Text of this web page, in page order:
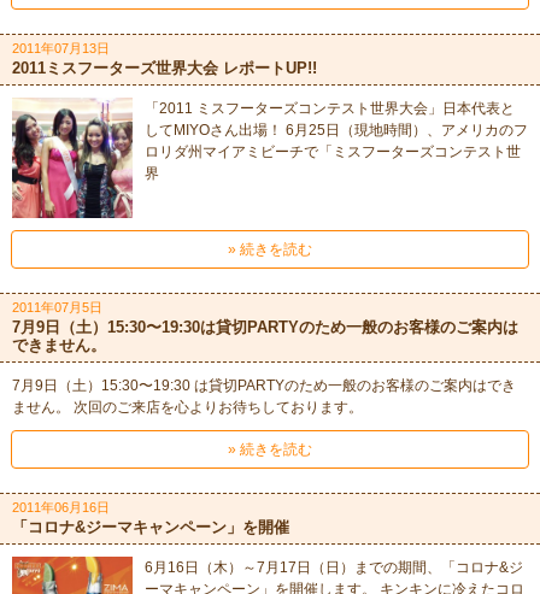
2011年07月13日
2011ミスフーターズ世界大会 レポートUP!!
「2011 ミスフーターズコンテスト世界大会」日本代表と
してMIYOさん出場！ 6月25日（現地時間）、アメリカのフ
ロリダ州マイアミビーチで「ミスフーターズコンテスト世
界
» 続きを読む
2011年07月5日
7月9日（土）15:30〜19:30は貸切PARTYのため一般のお客様のご案内は
できません。
7月9日（土）15:30〜19:30 は貸切PARTYのため一般のお客様のご案内はでき
ません。 次回のご来店を心よりお待ちしております。
» 続きを読む
2011年06月16日
「コロナ&ジーマキャンペーン」を開催
6月16日（木）～7月17日（日）までの期間、「コロナ&ジ
ーマキャンペーン」を開催します。 キンキンに冷えたコロ